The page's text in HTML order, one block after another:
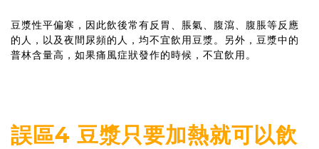
豆漿性平偏寒，因此飲後常有反胃、脹氣、腹瀉、腹脹等反應
的人，以及夜間尿頻的人，均不宜飲用豆漿。另外，豆漿中的
普林含量高，如果痛風症狀發作的時候，不宜飲用。
誤區4 豆漿只要加熱就可以飲